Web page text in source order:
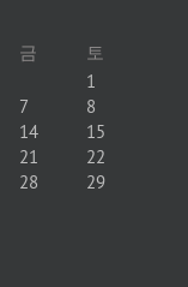
금 토
1
7
8
14
15
21
22
28
29